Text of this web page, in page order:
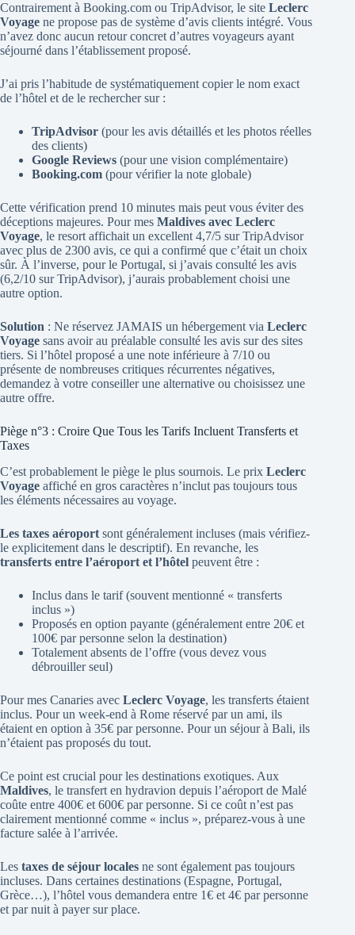
Contrairement à Booking.com ou TripAdvisor, le site Leclerc
Voyage ne propose pas de système d’avis clients intégré. Vous
n’avez donc aucun retour concret d’autres voyageurs ayant
séjourné dans l’établissement proposé.
J’ai pris l’habitude de systématiquement copier le nom exact
de l’hôtel et de le rechercher sur :
TripAdvisor (pour les avis détaillés et les photos réelles
des clients)
Google Reviews (pour une vision complémentaire)
Booking.com (pour vérifier la note globale)
Cette vérification prend 10 minutes mais peut vous éviter des
déceptions majeures. Pour mes Maldives avec Leclerc
Voyage, le resort affichait un excellent 4,7/5 sur TripAdvisor
avec plus de 2300 avis, ce qui a confirmé que c’était un choix
sûr. À l’inverse, pour le Portugal, si j’avais consulté les avis
(6,2/10 sur TripAdvisor), j’aurais probablement choisi une
autre option.
Solution : Ne réservez JAMAIS un hébergement via Leclerc
Voyage sans avoir au préalable consulté les avis sur des sites
tiers. Si l’hôtel proposé a une note inférieure à 7/10 ou
présente de nombreuses critiques récurrentes négatives,
demandez à votre conseiller une alternative ou choisissez une
autre offre.
Piège n°3 : Croire Que Tous les Tarifs Incluent Transferts et
Taxes
C’est probablement le piège le plus sournois. Le prix Leclerc
Voyage affiché en gros caractères n’inclut pas toujours tous
les éléments nécessaires au voyage.
Les taxes aéroport sont généralement incluses (mais vérifiez-
le explicitement dans le descriptif). En revanche, les
transferts entre l’aéroport et l’hôtel peuvent être :
Inclus dans le tarif (souvent mentionné « transferts
inclus »)
Proposés en option payante (généralement entre 20€ et
100€ par personne selon la destination)
Totalement absents de l’offre (vous devez vous
débrouiller seul)
Pour mes Canaries avec Leclerc Voyage, les transferts étaient
inclus. Pour un week-end à Rome réservé par un ami, ils
étaient en option à 35€ par personne. Pour un séjour à Bali, ils
n’étaient pas proposés du tout.
Ce point est crucial pour les destinations exotiques. Aux
Maldives, le transfert en hydravion depuis l’aéroport de Malé
coûte entre 400€ et 600€ par personne. Si ce coût n’est pas
clairement mentionné comme « inclus », préparez-vous à une
facture salée à l’arrivée.
Les taxes de séjour locales ne sont également pas toujours
incluses. Dans certaines destinations (Espagne, Portugal,
Grèce…), l’hôtel vous demandera entre 1€ et 4€ par personne
et par nuit à payer sur place.